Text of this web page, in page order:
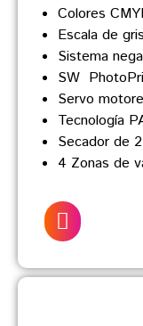
Colores
Escala de
Sistema
SW
Servo
Tecnología
Secador de
4 Zonas de